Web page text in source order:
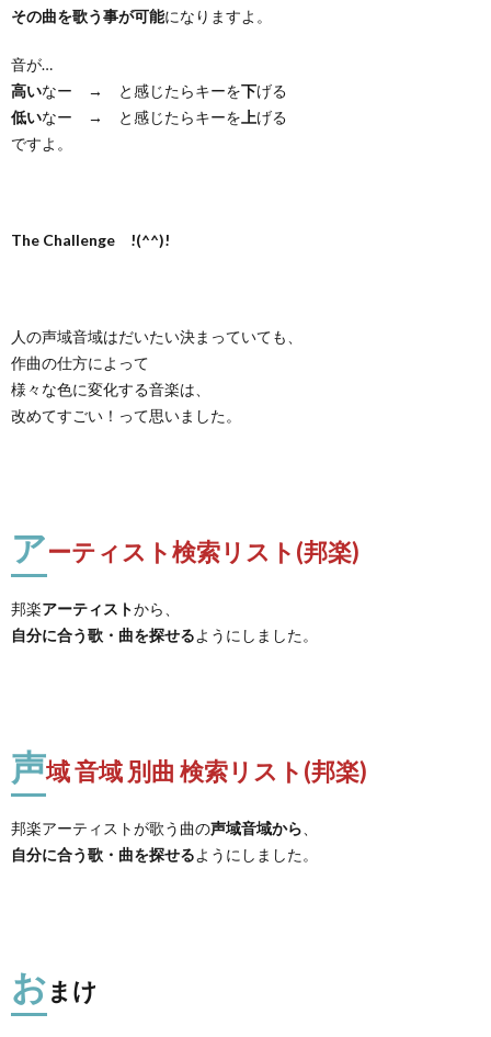
その曲を歌う事が可能になりますよ。
音が…
高いなー → と感じたらキーを下げる
低いなー → と感じたらキーを 上げる
ですよ。
The Challenge !(^^)!
人の声域音域はだいたい決まっていても、
作曲の仕方によって
様々な色に変化する音楽は、
改めてすごい！って思いました。
アーティスト検索リスト(邦楽)
邦楽アーティストから、
自分に合う歌・曲を探せるようにしました。
声域 音域 別曲 検索リスト(邦楽)
邦楽アーティストが歌う曲の声域音域から
自分に合う歌・曲を探せるようにしました。
おまけ